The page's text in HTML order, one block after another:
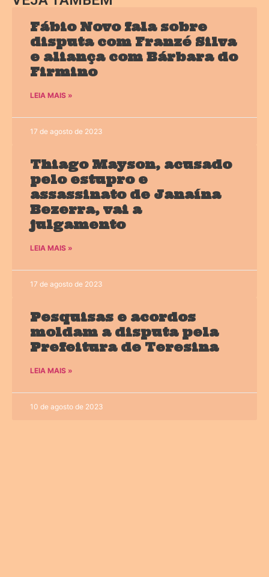
Fábio Novo fala sobre
disputa com Franzé Silva
e aliança com Bárbara do
Firmino
LEIA MAIS »
17 de agosto de 2023
Thiago Mayson, acusado
pelo estupro e
assassinato de Janaína
Bezerra, vai a
julgamento
LEIA MAIS »
17 de agosto de 2023
Pesquisas e acordos
moldam a disputa pela
Prefeitura de Teresina
LEIA MAIS »
10 de agosto de 2023